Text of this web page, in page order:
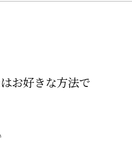
お好きな方法で